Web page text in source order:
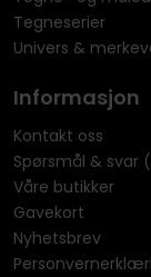
Tegneserier
Univers &
Informasjon
Kontakt oss
Spørsmål & svar
Våre butikker
Gavekort
Nyhetsbrev